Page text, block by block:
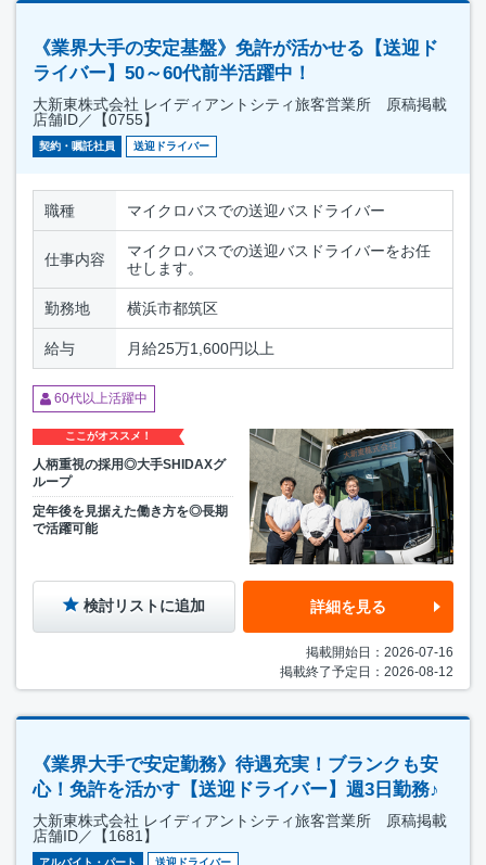
《業界大手の安定基盤》免許が活かせる【送迎ド
ライバー】50～60代前半活躍中！
大新東株式会社 レイディアントシティ旅客営業所 原稿掲載
店舗ID／【0755】
契約・嘱託社員 送迎ドライバー
職種 マイクロバスでの送迎バスドライバー
仕事内容
マイクロバスでの送迎バスドライバーをお任
せします。
勤務地 横浜市都筑区
給与 月給25万1,600円以上
60代以上活躍中
ここがオススメ！
人柄重視の採用◎大手SHIDAXグ
ループ
定年後を見据えた働き方を◎長期
で活躍可能
検討リストに追加 詳細を見る
掲載開始日：2026-07-16
掲載終了予定日：2026-08-12
《業界大手で安定勤務》待遇充実！ブランクも安
心！免許を活かす【送迎ドライバー】週3日勤務♪
大新東株式会社 レイディアントシティ旅客営業所 原稿掲載
店舗ID／【1681】
アルバイト・パート 送迎ドライバー